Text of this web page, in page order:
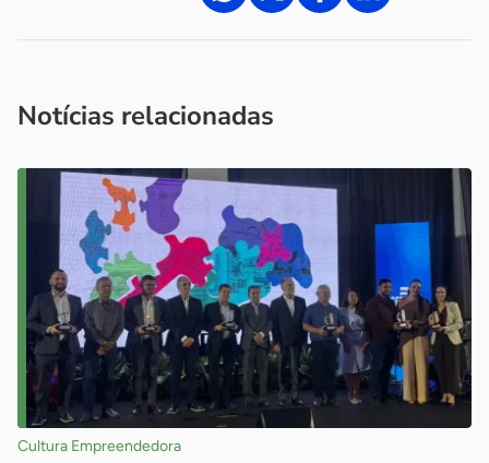
Notícias relacionadas
Cultura Empreendedora